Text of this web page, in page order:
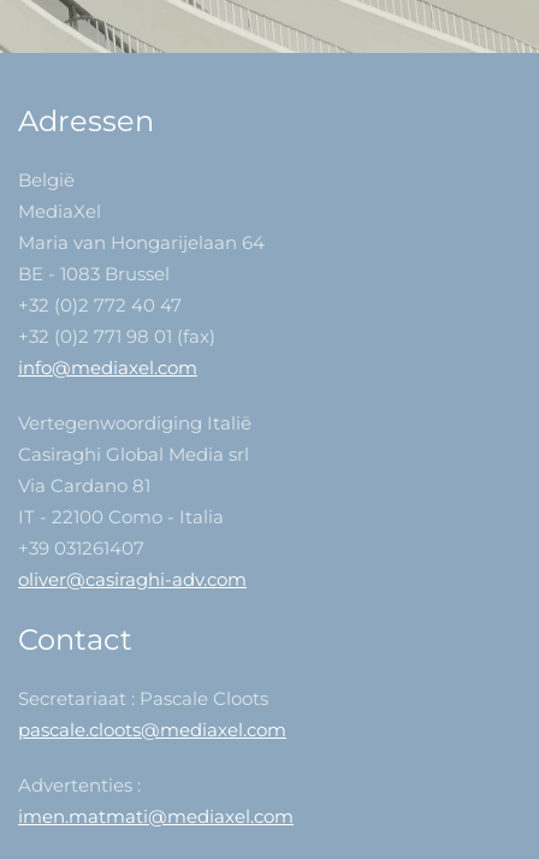
Adressen
België
MediaXel
Maria van Hongarijelaan 64
BE - 1083 Brussel
+32 (0)2 772 40 47
+32 (0)2 771 98 01 (fax)
info@mediaxel.com
Vertegenwoordiging Italië
Casiraghi Global Media srl
Via Cardano 81
IT - 22100 Como - Italia
+39 031261407
oliver@casiraghi-adv.com
Contact
Secretariaat : Pascale Cloots
pascale.cloots@mediaxel.com
Advertenties :
imen.matmati@mediaxel.com